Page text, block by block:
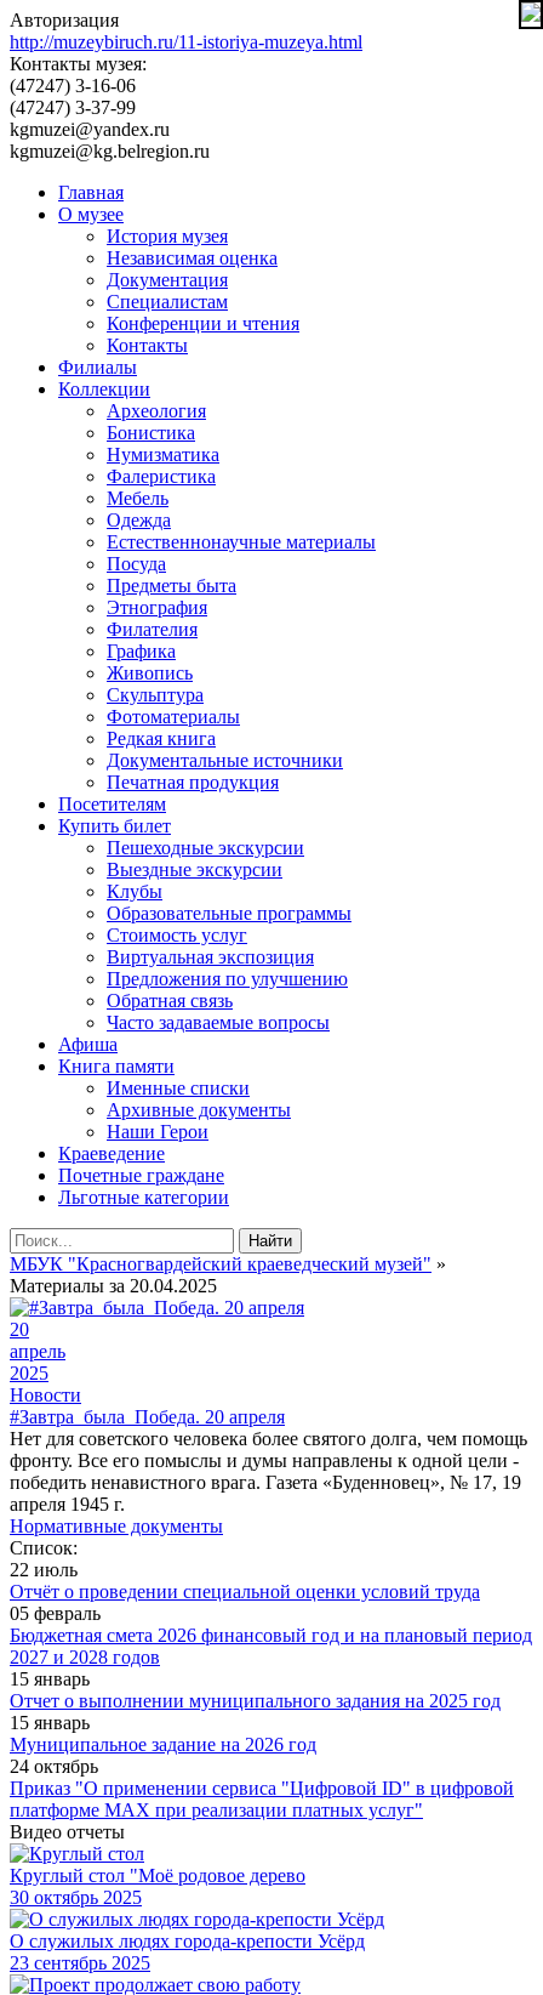
Авторизация
http://muzeybiruch.ru/11-istoriya-muzeya.html
Контакты музея:
(47247) 3-16-06
(47247) 3-37-99
kgmuzei@yandex.ru
kgmuzei@kg.belregion.ru
Главная
О музее
История музея
Независимая оценка
Документация
Специалистам
Конференции и чтения
Контакты
Филиалы
Коллекции
Археология
Бонистика
Нумизматика
Фалеристика
Мебель
Одежда
Естественнонаучные материалы
Посуда
Предметы быта
Этнография
Филателия
Графика
Живопись
Скульптура
Фотоматериалы
Редкая книга
Документальные источники
Печатная продукция
Посетителям
Купить билет
Пешеходные экскурсии
Выездные экскурсии
Клубы
Образовательные программы
Стоимость услуг
Виртуальная экспозиция
Предложения по улучшению
Обратная связь
Часто задаваемые вопросы
Афиша
Книга памяти
Именные списки
Архивные документы
Наши Герои
Краеведение
Почетные граждане
Льготные категории
Найти
МБУК "Красногвардейский краеведческий музей" »
Материалы за 20.04.2025
20
апрель
2025
Новости
#Завтра_была_Победа. 20 апреля
Нет для советского человека более святого долга, чем помощь
фронту. Все его помыслы и думы направлены к одной цели -
победить ненавистного врага. Газета «Буденновец», № 17, 19
апреля 1945 г.
Нормативные документы
Список:
22 июль
Отчёт о проведении специальной оценки условий труда
05 февраль
Бюджетная смета 2026 финансовый год и на плановый период
2027 и 2028 годов
15 январь
Отчет о выполнении муниципального задания на 2025 год
15 январь
Муниципальное задание на 2026 год
24 октябрь
Приказ "О применении сервиса "Цифровой ID" в цифровой
платформе МАХ при реализации платных услуг"
Видео отчеты
Круглый стол "Моё родовое дерево
30 октябрь 2025
О служилых людях города-крепости Усёрд
23 сентябрь 2025